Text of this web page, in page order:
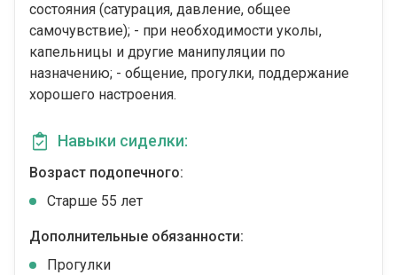
состояния (сатурация, давление, общее
самочувствие); - при необходимости уколы,
капельницы и другие манипуляции по
назначению; - общение, прогулки, поддержание
хорошего настроения.
Навыки сиделки:
Возраст подопечного:
Cтарше 55 лет
Дополнительные обязанности:
Прогулки